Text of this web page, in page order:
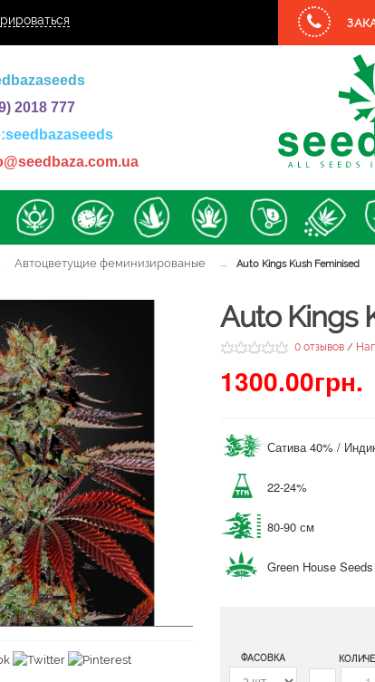
2018 777
Автоцветущие феминизированые → Auto Kings Kush Feminised
Auto Kings
0 отзывов /
1300.00грн.
Сатива 40% /
22-24%
80-90 см
Green House Seeds
ФАСОВКА